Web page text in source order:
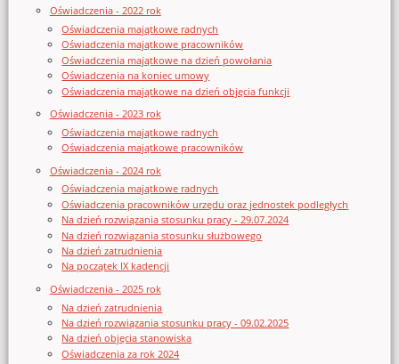
Oświadczenia - 2022 rok
Oświadczenia majątkowe radnych
Oświadczenia majątkowe pracowników
Oświadczenia majątkowe na dzień powołania
Oświadczenia na koniec umowy
Oświadczenia majątkowe na dzień objęcia funkcji
Oświadczenia - 2023 rok
Oświadczenia majątkowe radnych
Oświadczenia majątkowe pracowników
Oświadczenia - 2024 rok
Oświadczenia majątkowe radnych
Oświadczenia pracowników urzędu oraz jednostek podległych
Na dzień rozwiązania stosunku pracy - 29.07.2024
Na dzień rozwiązania stosunku służbowego
Na dzień zatrudnienia
Na początek IX kadencji
Oświadczenia - 2025 rok
Na dzień zatrudnienia
Na dzień rozwiązania stosunku pracy - 09.02.2025
Na dzień objęcia stanowiska
Oświadczenia za rok 2024